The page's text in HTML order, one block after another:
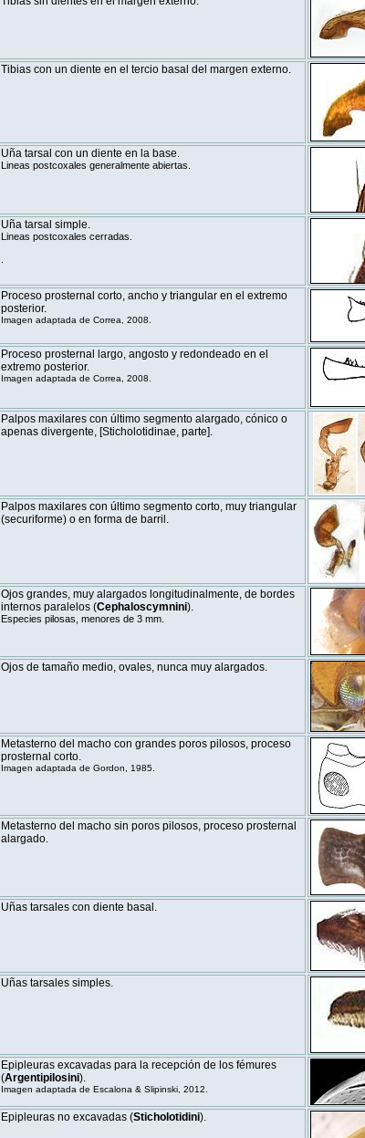
Tibias con un diente en el tercio basal del margen externo.
Uña tarsal con un diente en la base.
Lineas postcoxales generalmente abiertas.
Uña tarsal simple.
Lineas postcoxales cerradas.
Proceso prosternal corto, ancho y triangular en el extremo
posterior.
Imagen adaptada de Correa, 2008.
Proceso prosternal largo, angosto y redondeado en el
extremo posterior.
Imagen adaptada de Correa, 2008.
Palpos maxilares con último segmento alargado, cónico o
apenas divergente, [Sticholotidinae, parte].
Palpos maxilares con último segmento corto, muy triangular
(securiforme) o en forma de barril.
Ojos grandes, muy alargados longitudinalmente, de bordes
internos paralelos (Cephaloscymnini).
Especies pilosas, menores de 3 mm.
Ojos de tamaño medio, ovales, nunca muy alargados.
Metasterno del macho con grandes poros pilosos, proceso
prosternal corto.
Imagen adaptada de Gordon, 1985.
Metasterno del macho sin poros pilosos, proceso prosternal
alargado.
Uñas tarsales con diente basal.
Uñas tarsales simples.
Epipleuras excavadas para la recepción de los fémures
(Argentipilosini).
Imagen adaptada de Escalona & Slipinski, 2012.
Epipleuras no excavadas (Sticholotidini).